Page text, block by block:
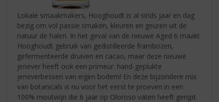
Lokale smaakmakers, Hooghoudt is al sinds jaar en dag
bezig om vol passie smaken, kleuren en geuren uit de
natuur de halen. In het geval van de nieuwe Aged 6 maakt
Hooghoudt gebruik van gedistilleerde frambozen,
gefermenteerde druiven en cacao, maar deze nieuwe
jenever heeft ook een primeur: hand-geplukte
jeneverbessen van eigen bodem! En deze bijzondere mix
van botanicals is nu voor het eerst te proeven in een
100% moutwijn die 6 jaar op Oloroso vaten heeft gerijpt.